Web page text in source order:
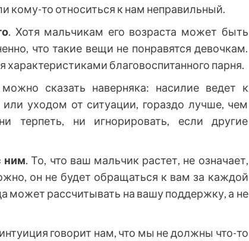
кому-то относиться к нам неправильный.
. Хотя мальчикам его возраста может быть
что такие вещи не понравятся девочкам.
благовоспитанного парня.
сказать наверняка: насилие ведет к
уходом от ситуации, гораздо лучше, чем
терпеть, ни игнорировать, если другие
ним. То, что ваш мальчик растет, не означает,
он не будет обращаться к вам за каждой
может рассчитывать на вашу поддержку, а не
говорит нам, что мы не должны что-то